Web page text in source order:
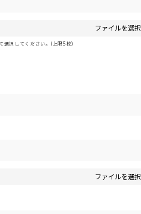
ファイルを選択
選択してください。(上限5枚)
ファイルを選択